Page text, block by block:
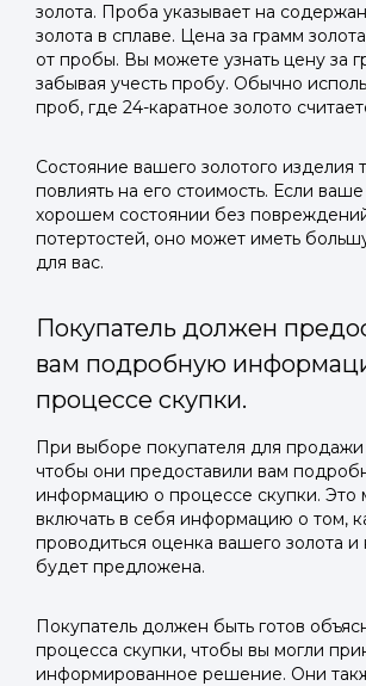
золота. Проба указывает на
золота в сплаве. Цена за грамм
от пробы. Вы можете узнать цену за
забывая учесть пробу. Обычно
проб, где 24-каратное золото
Состояние вашего золотого изделия
повлиять на его стоимость. Если
хорошем состоянии без
потертостей, оно может иметь
для вас.
Покупатель должен
вам подробную
процессе скупки.
При выборе покупателя для продажи
чтобы они предоставили вам
информацию о процессе скупки. Это
включать в себя информацию о том,
проводиться оценка вашего золота и
будет предложена.
Покупатель должен быть готов
процесса скупки, чтобы вы могли
информированное решение. Они